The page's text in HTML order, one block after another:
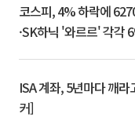
코스피, 4% 하락에
·SK하닉 '와르르' 각각
ISA 계좌, 5년마다 깨
커]